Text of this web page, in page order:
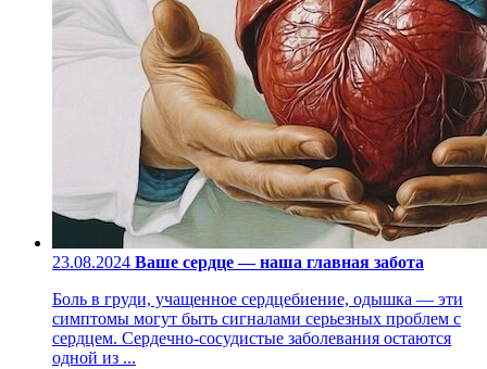
23.08.2024 Ваше сердце — наша главная забота
Боль в груди, учащенное сердцебиение, одышка — эти
симптомы могут быть сигналами серьезных проблем с
сердцем. Сердечно-сосудистые заболевания остаются
одной из ...